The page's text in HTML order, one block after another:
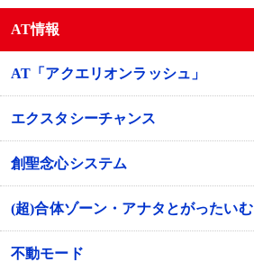
AT情報
AT「アクエリオンラッシュ」
エクスタシーチャンス
創聖念心システム
(超)合体ゾーン・アナタとがったいむ
不動モード